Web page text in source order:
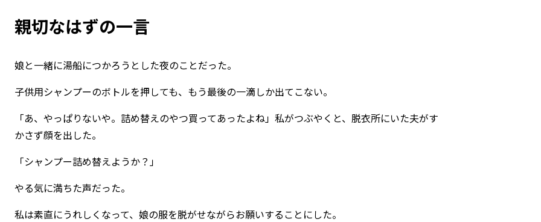
親切なはずの一言
娘と一緒に湯船につかろうとした夜のことだった。
子供用シャンプーのボトルを押しても、もう最後の一滴しか出てこない。
「あ、やっぱりないや。詰め替えのやつ買ってあったよね」私がつぶやくと、脱衣所にいた夫がす
かさず顔を出した。
「シャンプー詰め替えようか？」
やる気に満ちた声だった。
私は素直にうれしくなって、娘の服を脱がせながらお願いすることにした。